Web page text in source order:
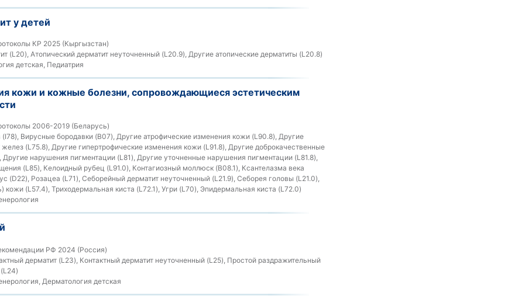
у детей
КР 2025 (Кыргызстан)
(L20), Атопический дерматит неуточненный (L20.9), Другие атопические дерматиты (L20.8)
детская, Педиатрия
кожи и кожные болезни, сопровождающиеся эстетическим
2006-2019 (Беларусь)
(I78), Вирусные бородавки (B07), Другие атрофические изменения кожи (L90.8), Другие
(L75.8), Другие гипертрофические изменения кожи (L91.8), Другие доброкачественные
нарушения пигментации (L81), Другие уточненные нарушения пигментации (L81.8),
(L85), Келоидный рубец (L91.0), Контагиозный моллюск (B08.1), Ксантелазма века
(D22), Розацеа (L71), Себорейный дерматит неуточненный (L21.9), Себорея головы (L21.0),
кожи (L57.4), Триходермальная киста (L72.1), Угри (L70), Эпидермальная киста (L72.0)
РФ 2024 (Россия)
дерматит (L23), Контактный дерматит неуточненный (L25), Простой раздражительный
Дерматология детская